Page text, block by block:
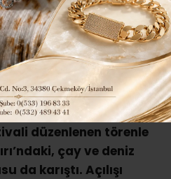
202 Genel
ABONE OL
düzenlenen törenle
çay ve deniz
da karıştı. Açılışı